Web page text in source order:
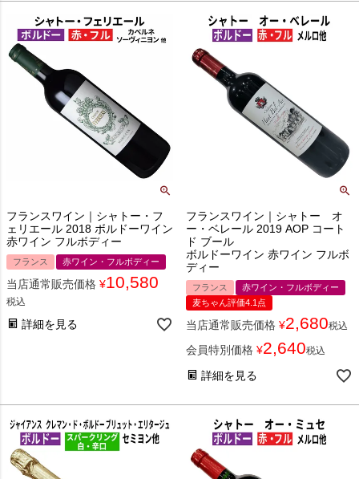
フランスワイン｜シャトー・フ
ェリエール 2018 ボルドーワイン
赤ワイン フルボディー
フランス 赤ワイン・フルボディー
当店通常販売価格 ¥10,580
税込
詳細を見る
フランスワイン｜シャトー オ
ー・ベレール 2019 AOP コート
ド ブール
ボルドーワイン 赤ワイン フルボ
ディー
フランス
赤ワイン・フルボディー
麦ちゃん評価4.1点
当店通常販売価格 ¥2,680税込
会員特別価格 ¥2,640税込
詳細を見る